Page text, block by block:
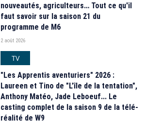
nouveautés, agriculteurs… Tout ce qu'il
faut savoir sur la saison 21 du
programme de M6
2 août 2026
TV
"Les Apprentis aventuriers" 2026 :
Laureen et Tino de "L'île de la tentation",
Anthony Matéo, Jade Leboeuf... Le
casting complet de la saison 9 de la télé-
réalité de W9